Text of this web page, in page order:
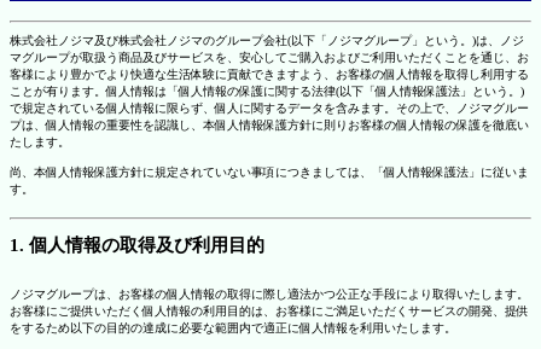
株式会社ノジマ及び株式会社ノジマのグループ会社(以下「ノジマグループ」という。)は、ノジ
マグループが取扱う商品及びサービスを、安心してご購入およびご利用いただくことを通じ、お
客様により豊かでより快適な生活体験に貢献できますよう、お客様の個人情報を取得し利用する
ことが有ります。個人情報は「個人情報の保護に関する法律(以下「個人情報保護法」という。)
で規定されている個人情報に限らず、個人に関するデータを含みます。その上で、ノジマグルー
プは、個人情報の重要性を認識し、本個人情報保護方針に則りお客様の個人情報の保護を徹底い
たします。
尚、本個人情報保護方針に規定されていない事項につきましては、「個人情報保護法」に従いま
す。
1. 個人情報の取得及び利用目的
ノジマグループは、お客様の個人情報の取得に際し適法かつ公正な手段により取得いたします。
お客様にご提供いただく個人情報の利用目的は、お客様にご満足いただくサービスの開発、提供
をするため以下の目的の達成に必要な範囲内で適正に個人情報を利用いたします。